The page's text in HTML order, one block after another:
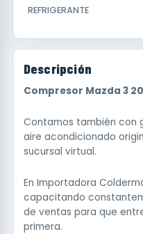
REFRIGERANTE
Descripción
Compresor Mazda 3
Contamos también con
aire acondicionado
sucursal virtual.
En Importadora
capacitando
de ventas para que
primera.